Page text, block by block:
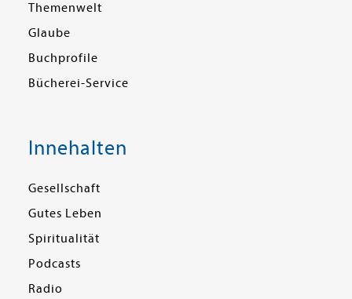
Themenwelt
Glaube
Buchprofile
Bücherei-Service
Innehalten
Gesellschaft
Gutes Leben
Spiritualität
Podcasts
Radio